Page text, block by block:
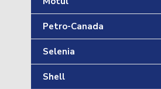
Petro-Canada
Selenia
Shell